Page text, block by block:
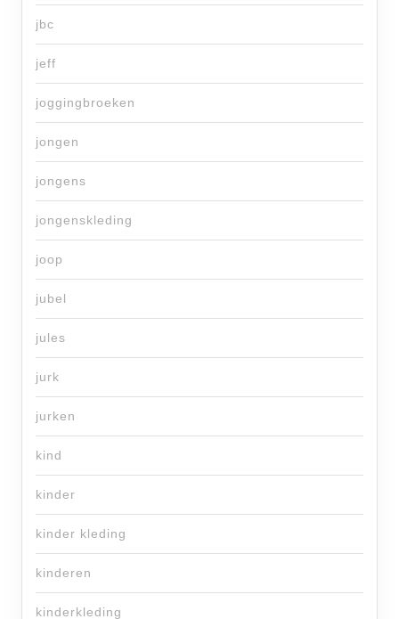
jbc
jeff
joggingbroeken
jongen
jongens
jongenskleding
joop
jubel
jules
jurk
jurken
kind
kinder
kinder kleding
kinderen
kinderkleding